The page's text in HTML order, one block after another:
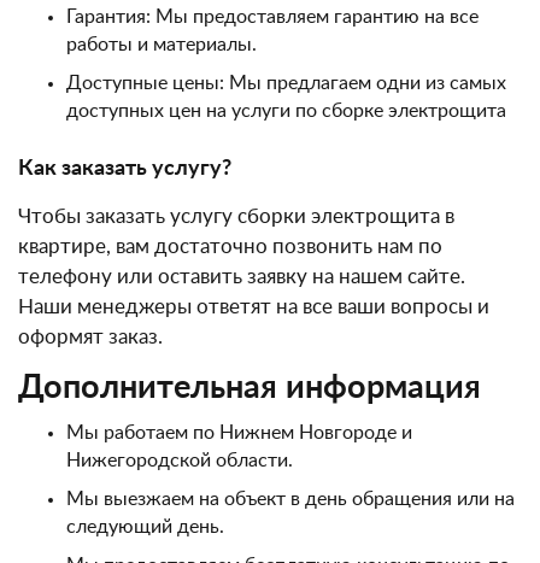
Гарантия: Мы предоставляем гарантию на все
работы и материалы.
Доступные цены: Мы предлагаем одни из самых
доступных цен на услуги по сборке электрощита
Как заказать услугу?
Чтобы заказать услугу сборки электрощита в
квартире, вам достаточно позвонить нам по
телефону или оставить заявку на нашем сайте.
Наши менеджеры ответят на все ваши вопросы и
оформят заказ.
Дополнительная информация
Мы работаем по Нижнем Новгороде и
Нижегородской области.
Мы выезжаем на объект в день обращения или на
следующий день.